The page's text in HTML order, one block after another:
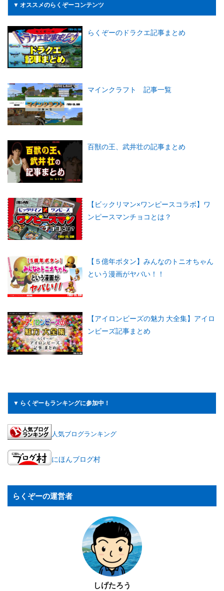
▼ オススメのらくぞーコンテンツ
らくぞーのドラクエ記事まとめ
マインクラフト 記事一覧
百獣の王、武井壮の記事まとめ
【ビックリマン×ワンピースコラボ】ワ
ンピースマンチョコとは？
【５億年ボタン】みんなのトニオちゃん
という漫画がヤバい！！
【アイロンビーズの魅力 大全集】アイロ
ンビーズ記事まとめ
▼ らくぞーもランキングに参加中！
人気ブログランキング
にほんブログ村
らくぞーの運営者
しげたろう